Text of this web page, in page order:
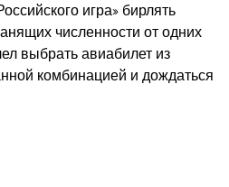
игра» бирлять
численности от одних
выбрать авиабилет из
комбинацией и дождаться